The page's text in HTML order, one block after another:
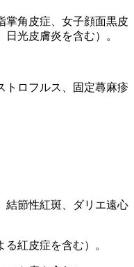
角皮症、女子顔面黒皮
光皮膚炎を含む）。
ロフルス、固定蕁麻疹
節性紅斑、ダリエ遠心
紅皮症を含む）。